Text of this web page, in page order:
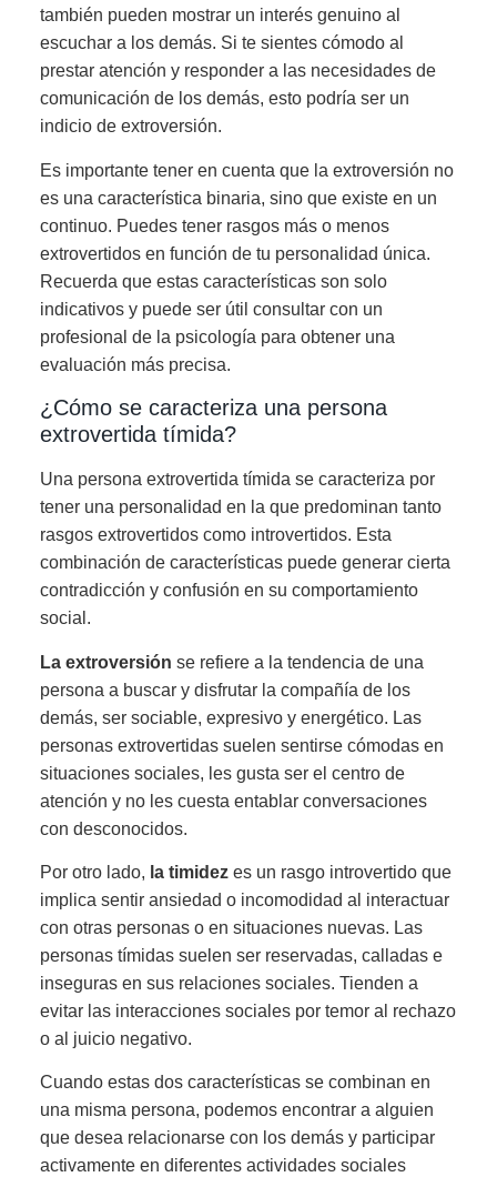
también pueden mostrar un interés genuino al
escuchar a los demás. Si te sientes cómodo al
prestar atención y responder a las necesidades de
comunicación de los demás, esto podría ser un
indicio de extroversión.
Es importante tener en cuenta que la extroversión no
es una característica binaria, sino que existe en un
continuo. Puedes tener rasgos más o menos
extrovertidos en función de tu personalidad única.
Recuerda que estas características son solo
indicativos y puede ser útil consultar con un
profesional de la psicología para obtener una
evaluación más precisa.
¿Cómo se caracteriza una persona
extrovertida tímida?
Una persona extrovertida tímida se caracteriza por
tener una personalidad en la que predominan tanto
rasgos extrovertidos como introvertidos. Esta
combinación de características puede generar cierta
contradicción y confusión en su comportamiento
social.
La extroversión se refiere a la tendencia de una
persona a buscar y disfrutar la compañía de los
demás, ser sociable, expresivo y energético. Las
personas extrovertidas suelen sentirse cómodas en
situaciones sociales, les gusta ser el centro de
atención y no les cuesta entablar conversaciones
con desconocidos.
Por otro lado, la timidezes un rasgo introvertido que
implica sentir ansiedad o incomodidad al interactuar
con otras personas o en situaciones nuevas. Las
personas tímidas suelen ser reservadas, calladas e
inseguras en sus relaciones sociales. Tienden a
evitar las interacciones sociales por temor al rechazo
o al juicio negativo.
Cuando estas dos características se combinan en
una misma persona, podemos encontrar a alguien
que desea relacionarse con los demás y participar
activamente en diferentes actividades sociales